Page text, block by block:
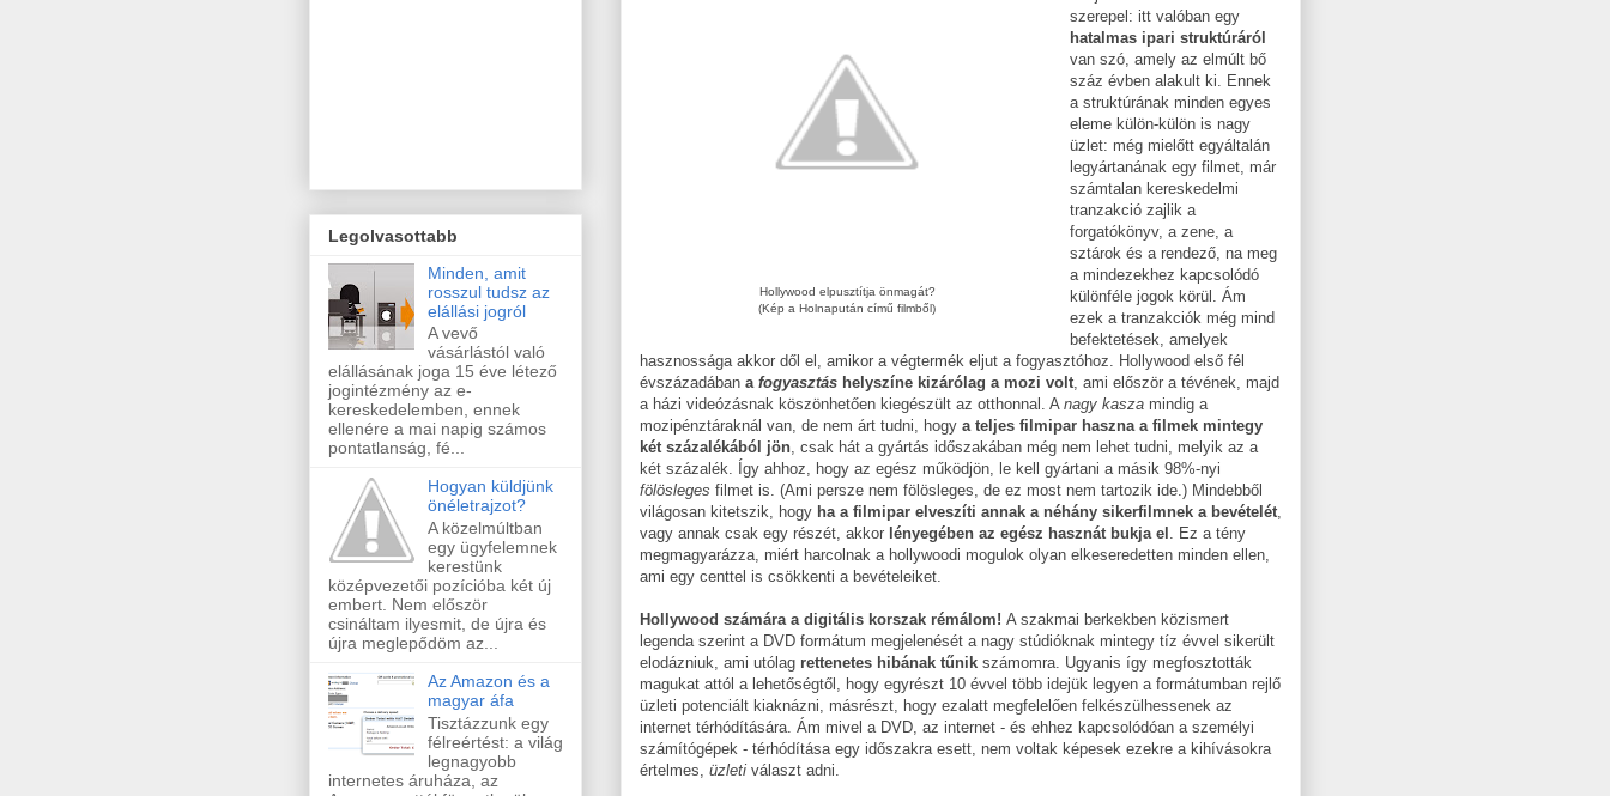
Hollywood elpusztítja önmagát?
(Kép a Holnapután című filmből)
szerepel: itt valóban egy
hatalmas ipari struktúráról
van szó, amely az elmúlt bő
száz évben alakult ki. Ennek
a struktúrának minden egyes
eleme külön-külön is nagy
üzlet: még mielőtt egyáltalán
legyártanának egy filmet, már
számtalan kereskedelmi
tranzakció zajlik a
forgatókönyv, a zene, a
sztárok és a rendező, na meg
a mindezekhez kapcsolódó
különféle jogok körül. Ám
ezek a tranzakciók még mind
befektetések, amelyek
hasznossága akkor dől el, amikor a végtermék eljut a fogyasztóhoz. Hollywood első fél
évszázadában a fogyasztás helyszíne kizárólag a mozi volt , ami először a tévének, majd
a házi videózásnak köszönhetően kiegészült az otthonnal. A nagy kasza mindig a
mozipénztáraknál van, de nem árt tudni, hogy a teljes filmipar haszna a filmek mintegy
két százalékából jön , csak hát a gyártás időszakában még nem lehet tudni, melyik az a
két százalék. Így ahhoz, hogy az egész működjön, le kell gyártani a másik 98%-nyi
fölösleges filmet is. (Ami persze nem fölösleges, de ez most nem tartozik ide.) Mindebből
világosan kitetszik, hogy ha a filmipar elveszíti annak a néhány sikerfilmnek a bevételét
vagy annak csak egy részét, akkor lényegében az egész hasznát bukja el
. Ez a tény
megmagyarázza, miért harcolnak a hollywoodi mogulok olyan elkeseredetten minden ellen,
ami egy centtel is csökkenti a bevételeiket.
Hollywood számára a digitális korszak rémálom! A szakmai berkekben közismert
legenda szerint a DVD formátum megjelenését a nagy stúdióknak mintegy tíz évvel sikerült
elodázniuk, ami utólag rettenetes hibának tűnik számomra. Ugyanis így megfosztották
magukat attól a lehetőségtől, hogy egyrészt 10 évvel több idejük legyen a formátumban rejlő
üzleti potenciált kiaknázni, másrészt, hogy ezalatt megfelelően felkészülhessenek az
internet térhódítására. Ám mivel a DVD, az internet - és ehhez kapcsolódóan a személyi
számítógépek - térhódítása egy időszakra esett, nem voltak képesek ezekre a kihívásokra
értelmes, üzleti választ adni.
Legolvasottabb
Minden, amit
rosszul tudsz az
elállási jogról
A vevő
vásárlástól való
elállásának joga 15 éve létező
jogintézmény az e-
kereskedelemben, ennek
ellenére a mai napig számos
pontatlanság, fé...
Hogyan küldjünk
önéletrajzot?
A közelmúltban
egy ügyfelemnek
kerestünk
középvezetői pozícióba két új
embert. Nem először
csináltam ilyesmit, de újra és
újra meglepődöm az...
Az Amazon és a
magyar áfa
Tisztázzunk egy
félreértést: a világ
legnagyobb
internetes áruháza, az